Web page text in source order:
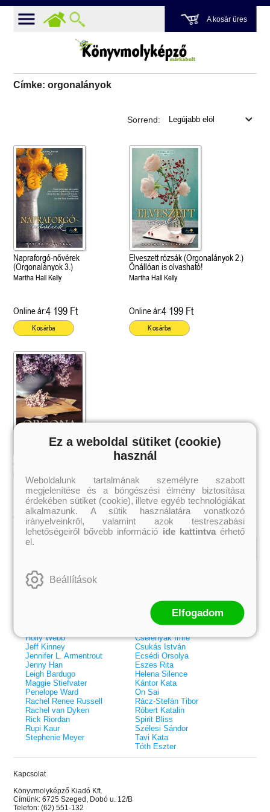
A kosár üres
Címke: orgonalányok
olvasható!
dicsőség (Az Előhírnök-trilógia
3.)
Különleges éldekorált kiadás!
Sorrend:
Napraforgó-nővérek
(Orgonalányok 3.)
Martha Hall Kelly
Online ár:4 199 Ft
Kosárba
Elveszett rózsák (Orgonalányok 2.)
Önállóan is olvasható!
Martha Hall Kelly
Online ár:4 199 Ft
Kosárba
Orgonalányok (Orgonalányok 1.)
Martha Hall Kelly
Online ár:3 359 Ft
Külföldiek
Holly Webb
Jeff Kinney
Jennifer L. Armentrout
Jenny Han
Leigh Bardugo
Maggie Stiefvater
Penelope Ward
Rachel Renee Russell
Rachel van Dyken
Rick Riordan
Rupi Kaur
Stephenie Meyer
Benina
Bessenyei Gábor
Bodor Attila
Cselenyák Imre
Csukás István
Ecsédi Orsolya
Eszes Rita
Helena Silence
Kántor Kata
On Sai
Rácz-Stefán Tibor
Róbert Katalin
Spirit Bliss
Szélesi Sándor
Tavi Kata
Tóth Eszter
Kapcsolat
Könyvmolyképző Kiadó Kft.
Címünk: 6725 Szeged, Dobó u. 12/B
Telefon: (62) 551-132
Ez a weboldal sütiket (cookie)
használ
Weboldalunk tartalmának személyre szabott
megjelenítése és a böngészési élmény biztosítása
érdekében sütiket (cookie), illetve egyéb technológiákat
alkalmazunk. A sütik használatára vonatkozó
irányelveinkről, valamint azok testreszabási
lehetőségeiről bővebb információ ide kattintvaérhető
el.
Beállítások
Elfogadom